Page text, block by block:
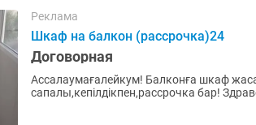
Реклама
Шкаф на балкон (рассрочка)24
Договорная
Ассалаумағалейкум! Балконға шкаф
сапалы,кепілдікпен,рассрочка бар!